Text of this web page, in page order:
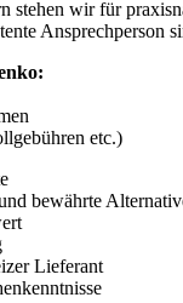
stehen wir für
Ansprechperson
etc.)
bewährte
Lieferant